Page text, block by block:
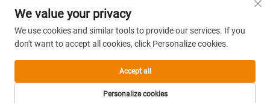
© 2026 Цзянсу Єді Індастрі енд Трейд Компані Лтд. Всі права захищені.
Політика конфіденційності
We value your privacy
We use cookies and similar tools to provide our services. If you
don't want to accept all cookies, click Personalize cookies.
Personalize cookies
Accept all